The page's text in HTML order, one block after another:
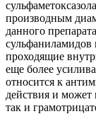
производным
данного
сульфаниламидов
проходящие
еще более
относится к
действия и может
так и